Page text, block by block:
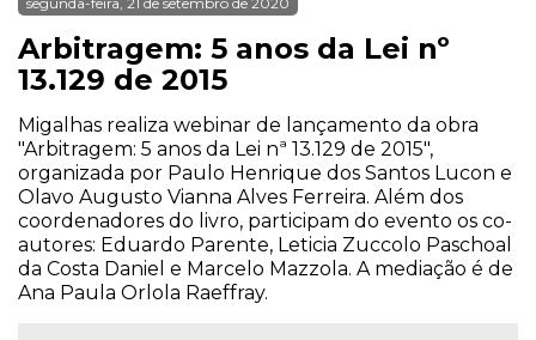
Arbitragem: 5 anos da Lei nº
13.129 de 2015
Migalhas realiza webinar de lançamento da obra
"Arbitragem: 5 anos da Lei nª 13.129 de 2015",
organizada por Paulo Henrique dos Santos Lucon e
Olavo Augusto Vianna Alves Ferreira. Além dos
coordenadores do livro, participam do evento os co-
autores: Eduardo Parente, Leticia Zuccolo Paschoal
da Costa Daniel e Marcelo Mazzola. A mediação é de
Ana Paula Orlola Raeffray.